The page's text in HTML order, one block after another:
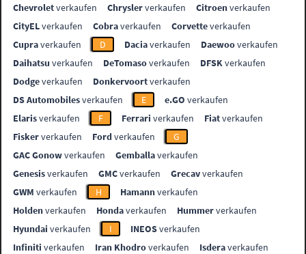
Chevroletverkaufen Chryslerverkaufen Citroenverkaufen
CityELverkaufen Cobraverkaufen Corvetteverkaufen
Cupraverkaufen D Daciaverkaufen Daewooverkaufen
Daihatsu verkaufen DeTomasoverkaufen DFSKverkaufen
Dodgeverkaufen Donkervoortverkaufen
DS Automobilesverkaufen E e.GO verkaufen
Elarisverkaufen F Ferrari verkaufen Fiatverkaufen
Fiskerverkaufen Fordverkaufen
G
GAC Gonowverkaufen Gemballaverkaufen
Genesisverkaufen GMCverkaufen Grecavverkaufen
GWM verkaufen H Hamannverkaufen
Holdenverkaufen Hondaverkaufen Hummerverkaufen
Hyundai verkaufen I INEOSverkaufen
Infiniti verkaufen Iran Khodroverkaufen Isderaverkaufen